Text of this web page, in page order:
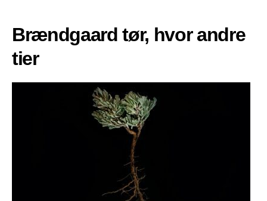
Brændgaard tør, hvor andre
tier